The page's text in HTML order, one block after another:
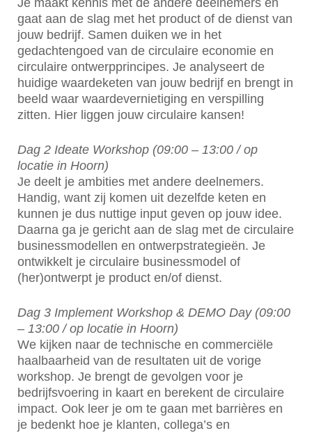
Je maakt kennis met de andere deelnemers en
gaat aan de slag met het product of de dienst van
jouw bedrijf. Samen duiken we in het
gedachtengoed van de circulaire economie en
circulaire ontwerpprincipes. Je analyseert de
huidige waardeketen van jouw bedrijf en brengt in
beeld waar waardevernietiging en verspilling
zitten. Hier liggen jouw circulaire kansen!
Dag 2 Ideate Workshop (09:00 – 13:00 / op
locatie in Hoorn)
Je deelt je ambities met andere deelnemers.
Handig, want zij komen uit dezelfde keten en
kunnen je dus nuttige input geven op jouw idee.
Daarna ga je gericht aan de slag met de circulaire
businessmodellen en ontwerpstrategieën. Je
ontwikkelt je circulaire businessmodel of
(her)ontwerpt je product en/of dienst.
Dag 3 Implement Workshop & DEMO Day (09:00
– 13:00 / op locatie in Hoorn)
We kijken naar de technische en commerciële
haalbaarheid van de resultaten uit de vorige
workshop. Je brengt de gevolgen voor je
bedrijfsvoering in kaart en berekent de circulaire
impact. Ook leer je om te gaan met barrières en
je bedenkt hoe je klanten, collega’s en